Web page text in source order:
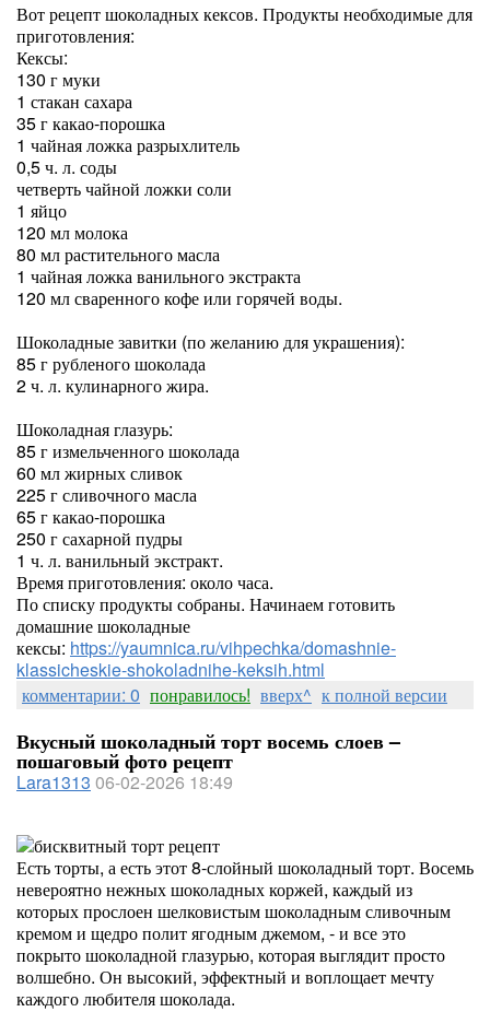
Вот рецепт шоколадных кексов. Продукты необходимые для
приготовления:
Кексы:
130 г муки
1 стакан сахара
35 г какао-порошка
1 чайная ложка разрыхлитель
0,5 ч. л. соды
четверть чайной ложки соли
1 яйцо
120 мл молока
80 мл растительного масла
1 чайная ложка ванильного экстракта
120 мл сваренного кофе или горячей воды.
Шоколадные завитки (по желанию для украшения):
85 г рубленого шоколада
2 ч. л. кулинарного жира.
Шоколадная глазурь:
85 г измельченного шоколада
60 мл жирных сливок
225 г сливочного масла
65 г какао-порошка
250 г сахарной пудры
1 ч. л. ванильный экстракт.
Время приготовления: около часа.
По списку продукты собраны. Начинаем готовить
домашние шоколадные
кексы: https://yaumnica.ru/vihpechka/domashnie-
klassicheskie-shokoladnihe-keksih.html
комментарии: 0 понравилось! вверх^ к полной версии
Вкусный шоколадный торт восемь слоев –
пошаговый фото рецепт
Lara1313 06-02-2026 18:49
Есть торты, а есть этот 8-слойный шоколадный торт. Восемь
невероятно нежных шоколадных коржей, каждый из
которых прослоен шелковистым шоколадным сливочным
кремом и щедро полит ягодным джемом, - и все это
покрыто шоколадной глазурью, которая выглядит просто
волшебно. Он высокий, эффектный и воплощает мечту
каждого любителя шоколада.